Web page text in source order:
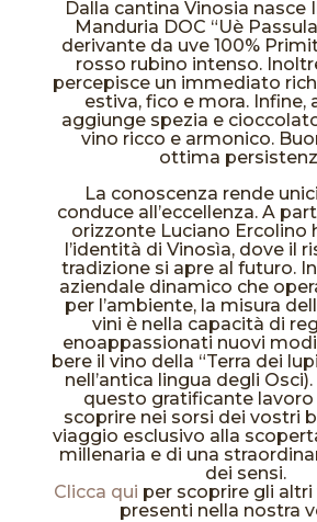
Dalla cantina Vinosia nasce
Manduria DOC “Uè
derivante da uve 100%
rosso rubino intenso.
percepisce un immediato
estiva, fico e mora. Infine,
aggiunge spezia e
vino ricco e armonico.
ottima
La conoscenza rende
conduce all’eccellenza. A
orizzonte Luciano Ercolino
l’identità di Vinosìa, dove il
tradizione si apre al futuro.
aziendale dinamico che
per l’ambiente, la misura
vini è nella capacità di
enoappassionati nuovi
bere il vino della “Terra dei
nell’antica lingua degli
questo gratificante
scoprire nei sorsi dei vostri
viaggio esclusivo alla
millenaria e di una
dei sensi.
Clicca qui per scoprire gli altri
presenti nella nostra